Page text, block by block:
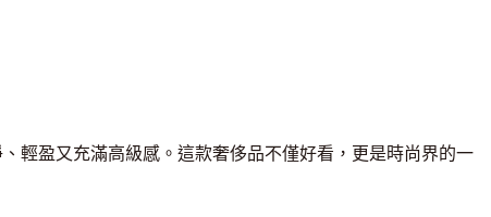
輕盈又充滿高級感。這款奢侈品不僅好看，更是時尚界的一